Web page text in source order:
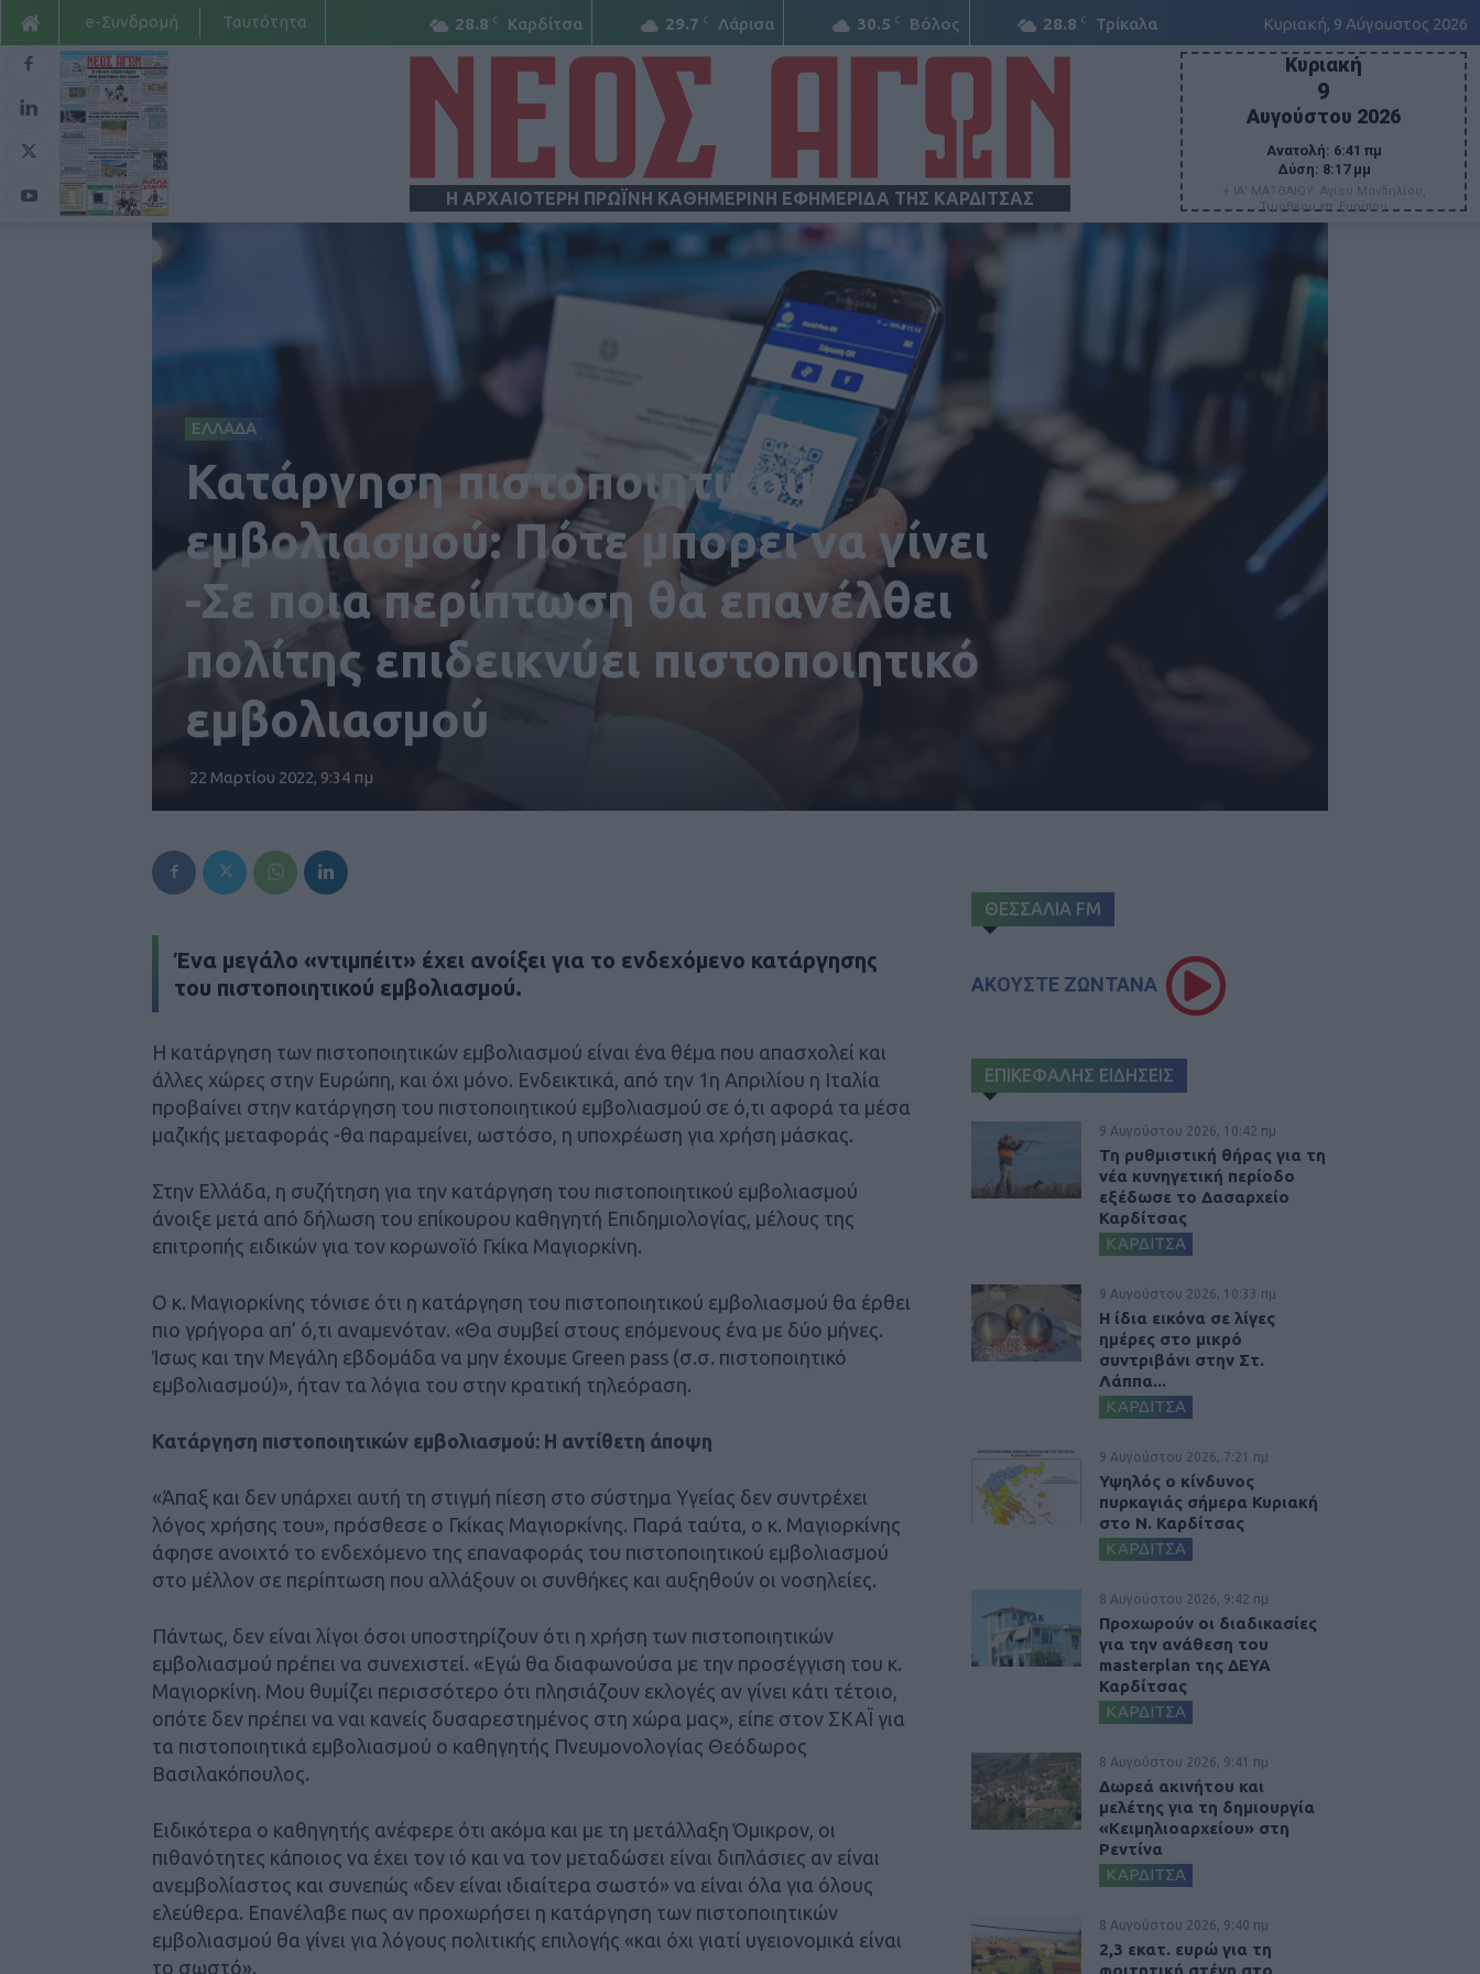
28.8 C Καρδίτσα 29.7 C Λάρισα 30.5 C Βόλος 28.8 C Τρίκαλα Κυριακή, 9 Αύγουστος 2026
e-Συνδρομή Ταυτότητα
Η ΑΡΧΑΙΟΤΕΡΗ ΠΡΩΪΝΗ ΚΑΘΗΜΕΡΙΝΗ ΕΦΗΜΕΡΙΔΑ ΤΗΣ ΚΑΡΔΙΤΣΑΣ
ΑΓΩΝ
Κυριακή
9
Αυγούστου 2026
Ανατολή: 6:41 πμ
Δύση: 8:17 μμ
+ ΙΑ' ΜΑΤΘΑΙΟΥ. Αγίου Μανδηλίου,
Τιμοθέου επ. Ευρίπου
ΕΛΛΑΔΑ
Κατάργηση πιστοποιητικού
εμβολιασμού: Πότε μπορεί να γίνει
-Σε ποια περίπτωση θα επανέλθει
πολίτης επιδεικνύει πιστοποιητικό
εμβολιασμού
22 Μαρτίου 2022, 9:34 πμ
Ένα μεγάλο «ντιμπέιτ» έχει ανοίξει για το ενδεχόμενο κατάργησης
του πιστοποιητικού εμβολιασμού.
Η κατάργηση των πιστοποιητικών εμβολιασμού είναι ένα θέμα που απασχολεί και
άλλες χώρες στην Ευρώπη, και όχι μόνο. Ενδεικτικά, από την 1η Απριλίου η Ιταλία
προβαίνει στην κατάργηση του πιστοποιητικού εμβολιασμού σε ό,τι αφορά τα μέσα
μαζικής μεταφοράς -θα παραμείνει, ωστόσο, η υποχρέωση για χρήση μάσκας.
Στην Ελλάδα, η συζήτηση για την κατάργηση του πιστοποιητικού εμβολιασμού
άνοιξε μετά από δήλωση του επίκουρου καθηγητή Επιδημιολογίας, μέλους της
επιτροπής ειδικών για τον κορωνοϊό Γκίκα Μαγιορκίνη.
Ο κ. Μαγιορκίνης τόνισε ότι η κατάργηση του πιστοποιητικού εμβολιασμού θα έρθει
πιο γρήγορα απ’ ό,τι αναμενόταν. «Θα συμβεί στους επόμενους ένα με δύο μήνες.
Ίσως και την Μεγάλη εβδομάδα να μην έχουμε Green pass (σ.σ. πιστοποιητικό
εμβολιασμού)», ήταν τα λόγια του στην κρατική τηλεόραση.
Κατάργηση πιστοποιητικών εμβολιασμού: Η αντίθετη άποψη
«Άπαξ και δεν υπάρχει αυτή τη στιγμή πίεση στο σύστημα Υγείας δεν συντρέχει
λόγος χρήσης του», πρόσθεσε ο Γκίκας Μαγιορκίνης. Παρά ταύτα, ο κ. Μαγιορκίνης
άφησε ανοιχτό το ενδεχόμενο της επαναφοράς του πιστοποιητικού εμβολιασμού
στο μέλλον σε περίπτωση που αλλάξουν οι συνθήκες και αυξηθούν οι νοσηλείες.
Πάντως, δεν είναι λίγοι όσοι υποστηρίζουν ότι η χρήση των πιστοποιητικών
εμβολιασμού πρέπει να συνεχιστεί. «Εγώ θα διαφωνούσα με την προσέγγιση του κ.
Μαγιορκίνη. Μου θυμίζει περισσότερο ότι πλησιάζουν εκλογές αν γίνει κάτι τέτοιο,
οπότε δεν πρέπει να ναι κανείς δυσαρεστημένος στη χώρα μας», είπε στον ΣΚΑΪ για
τα πιστοποιητικά εμβολιασμού ο καθηγητής Πνευμονολογίας Θεόδωρος
Βασιλακόπουλος.
Ειδικότερα ο καθηγητής ανέφερε ότι ακόμα και με τη μετάλλαξη Όμικρον, οι
πιθανότητες κάποιος να έχει τον ιό και να τον μεταδώσει είναι διπλάσιες αν είναι
ανεμβολίαστος και συνεπώς «δεν είναι ιδιαίτερα σωστό» να είναι όλα για όλους
ελεύθερα. Επανέλαβε πως αν προχωρήσει η κατάργηση των πιστοποιητικών
εμβολιασμού θα γίνει για λόγους πολιτικής επιλογής «και όχι γιατί υγειονομικά είναι
το σωστό».
ΘΕΣΣΑΛΙΑ FM
ΑΚΟΥΣΤΕ ΖΩΝΤΑΝΑ
ΕΠΙΚΕΦΑΛΗΣ ΕΙΔΗΣΕΙΣ
9 Αυγούστου 2026, 10:42 πμ
Τη ρυθμιστική θήρας για τη
νέα κυνηγετική περίοδο
εξέδωσε το Δασαρχείο
Καρδίτσας
ΚΑΡΔΙΤΣΑ
9 Αυγούστου 2026, 10:33 πμ
Η ίδια εικόνα σε λίγες
ημέρες στο μικρό
συντριβάνι στην Στ.
Λάππα...
ΚΑΡΔΙΤΣΑ
9 Αυγούστου 2026, 7:21 πμ
Υψηλός ο κίνδυνος
πυρκαγιάς σήμερα Κυριακή
στο Ν. Καρδίτσας
ΚΑΡΔΙΤΣΑ
8 Αυγούστου 2026, 9:42 πμ
Προχωρούν οι διαδικασίες
για την ανάθεση του
masterplan της ΔΕΥΑ
Καρδίτσας
ΚΑΡΔΙΤΣΑ
8 Αυγούστου 2026, 9:41 πμ
Δωρεά ακινήτου και
μελέτης για τη δημιουργία
«Κειμηλιοαρχείου» στη
Ρεντίνα
ΚΑΡΔΙΤΣΑ
8 Αυγούστου 2026, 9:40 πμ
2,3 εκατ. ευρώ για τη
φοιτητική στέγη στο